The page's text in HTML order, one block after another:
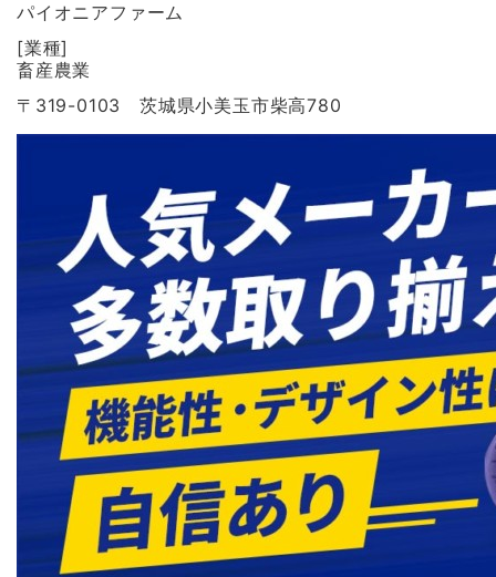
パイオニアファーム
[業種]
畜産農業
〒319-0103 茨城県小美玉市柴高780